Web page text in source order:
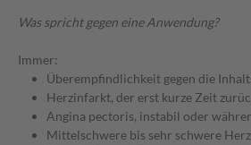
Was spricht gegen eine Anwendung?
Immer:
Überempfindlichkeit gegen die
Herzinfarkt, der erst kurze Zeit
Angina pectoris, instabil oder
Mittelschwere bis sehr schwere